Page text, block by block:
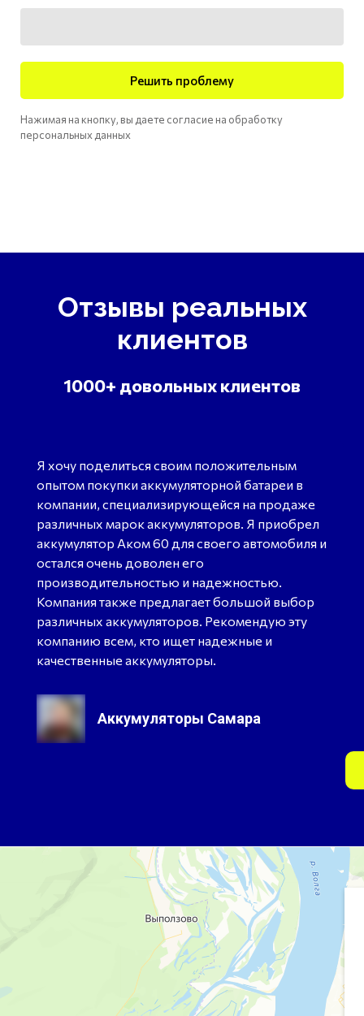
Решить проблему
Нажимая на кнопку, вы даете согласие на обработку
персональных данных
Отзывы реальных
клиентов
1000+ довольных клиентов
Я хочу поделиться своим положительным
опытом покупки аккумуляторной батареи в
компании, специализирующейся на продаже
различных марок аккумуляторов. Я приобрел
аккумулятор Аком 60 для своего автомобиля и
остался очень доволен его
производительностью и надежностью.
Компания также предлагает большой выбор
различных аккумуляторов. Рекомендую эту
компанию всем, кто ищет надежные и
качественные аккумуляторы.
Аккумуляторы Самара